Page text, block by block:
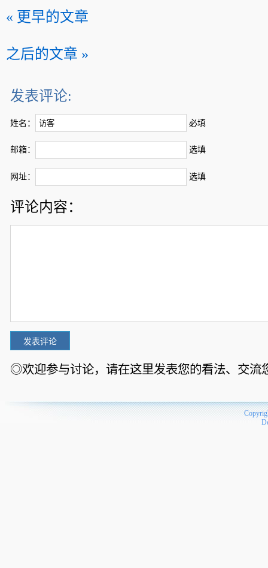
« 更早的文章
之后的文章 »
发表评论:
姓名： 必填
邮箱： 选填
网址： 选填
评论内容：
◎欢迎参与讨论，请在这里发表您的看法、交流